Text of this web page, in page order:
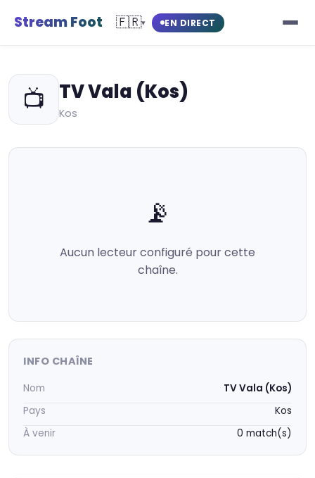
Stream Foot 🇫🇷▾ EN DIRECT
📺 TV Vala (Kos)
Kos
📡
Aucun lecteur configuré pour cette
chaîne.
INFO CHAÎNE
Nom
TV Vala (Kos)
Pays
Kos
À venir
0 match(s)